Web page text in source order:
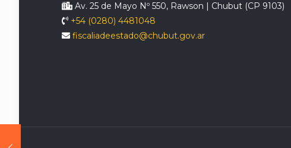
Av. 25 de Mayo Nº 550, Rawson | Chubut (CP 9103)
+54 (0280) 4481048
fiscaliadeestado@chubut.gov.ar